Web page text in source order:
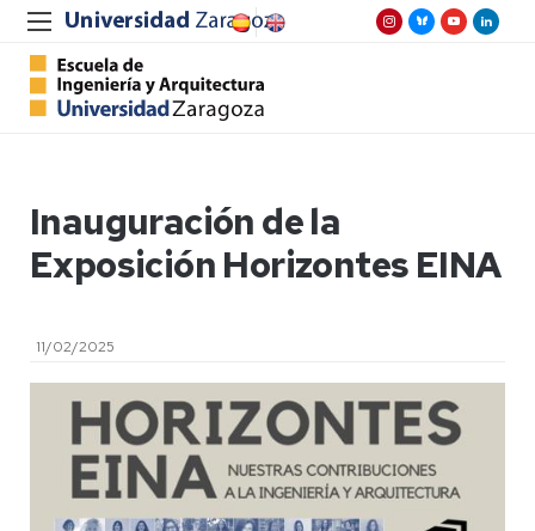
Inauguración de la
Exposición Horizontes EINA
11/02/2025